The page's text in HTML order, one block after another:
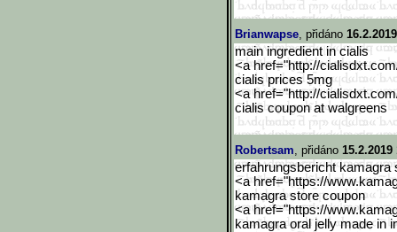
Brianwapse, přidáno
main ingredient in cialis
<a href="http://
cialis prices 5mg
<a href="http://
cialis coupon at walgreens
Robertsam, přidáno 15.2.2019
erfahrungsbericht kamagra
<a href="https://
kamagra store coupon
<a href="https://
kamagra oral jelly made in